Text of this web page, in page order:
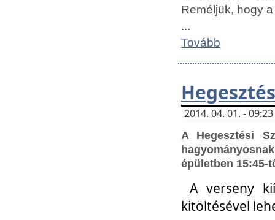
Reméljük, hogy
...
Tovább
2014. 04. 01. -
A Hegesztési
épületben 15:45-
A verseny
kitöltésével